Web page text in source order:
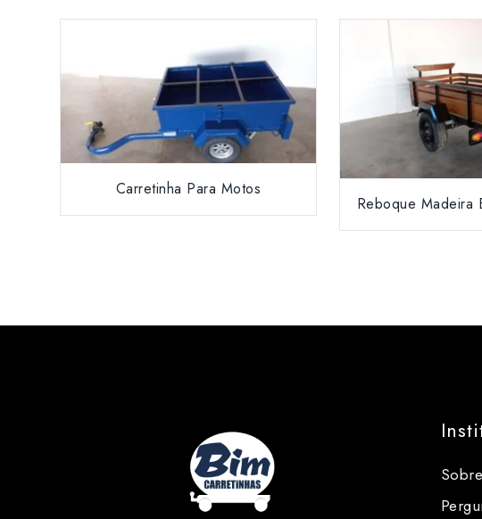
Carretinha Para Motos
Reboque Madeira
Sobre